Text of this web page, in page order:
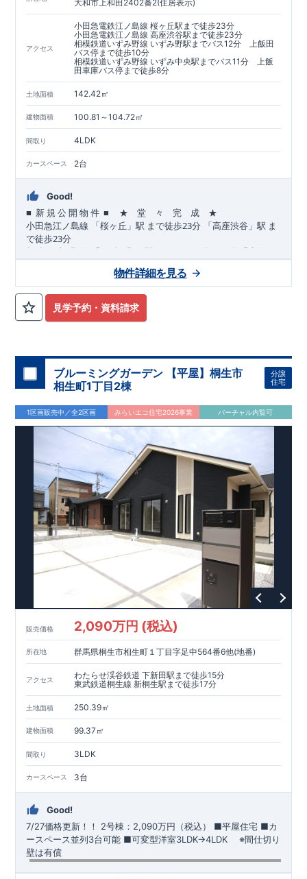
大和市上和田2402番2(住居表示)
アクセス
小田急電鉄江ノ島線 桜ヶ丘駅まで徒歩23分
小田急電鉄江ノ島線 高座渋谷駅まで徒歩23分
相模鉄道いずみ野線 いずみ野駅までバス12分 上飯田
バス停まで徒歩10分
相模鉄道いずみ野線 いずみ中央駅までバス11分 上飯
田車庫バス停まで徒歩8分
土地面積 142.42㎡
建物面積 100.81～104.72㎡
間取り 4LDK
カースペース 2台
Good!
■ 新 規 公 開 物 件 ■ ★ 堂 々 完 成 ★
小田急江ノ島線 「桜ヶ丘」駅 まで徒歩23分 「高座渋谷」駅 ま
で徒歩23分
「いずみ中央」駅 まで
分
☆おすすめポイント ,
【玄関土間収納】 スーツケースやベビーカーの収納にも便利
【ウォークインクローゼット】
い☆
【２階の廊下収納】​ 生活感の出る掃除機や、 ​日用品などのア
イテムを目隠し収納ができる
​
ったら嬉しい収納完備☆
[2],対面キッチンには、食洗器搭載★​”配膳・後片付け”が便利な
対面キッチンには、 生活感を感じさせない
[3],浴室暖房乾燥機
雨の日や花粉の時期のお洗濯も安心！！
[4],インナーバルコニー ​広々インナーバルコニーは天候に左右
されずに利用可能♪
[5],折上げ天井​主寝室には間接照明付折上天井仕上げで
ワンラ
ンク上の空間を演出♪
◎暮らしに寄り添う住環境 ◎ ～徒歩圏内～ 教育環境／コンビ
ニ/ドラッグストア／公園​■周辺環境■​ 【教育施設】
上和田小学校 約
（徒歩9 上和田中学校 約
（徒歩14分）
【買い物施設】
セブンイレブン横浜上飯田南店 約 792m
（徒
オーケー大和上和田店 約 分）​クリ
大和上和田店 約 1400m （徒歩18分）
イオン大和
宮久保公園 約 550m
ーバー公園 約750m（徒歩 10分）​石垣内科小児科医院 約
1200m（徒歩15分）​南大和病院 約1300m（徒歩17分）
​ ​■東栄住宅の家作り■​■ブルーミングガーデンのこだわり■
↑​ ■長期優良住宅取得
【国が定めた７つの技術基準をクリア☆】 １耐久性
策/３維持管理性 ４住宅面積/５省エネルギー性/６居住環境/７維
持保全管理
■住宅性能評価ダブル取得
い特設サイトはこちら★​物件のご案内は、事前予約がオススメ
です☆
スムーズにご案内が可能♪​お気軽にお問い合わせください♪​お
問い合わせお待ちしております
致します。
見学予約・資料請求
物件詳細を見る
ブルーミングガーデン 【平屋】桐生市
相生町1丁目2棟
分譲
住宅
1区画販売中／全2区画 みらいエコ住宅2026事業 バーチャル内覧可
販売価格 2,090万円 (税込)
所在地 群馬県桐生市相生町１丁目字足中564番6他(地番)
アクセス
わたらせ渓谷鉄道 下新田駅まで徒歩15分
東武鉄道桐生線 新桐生駅まで徒歩17分
土地面積 250.39㎡
建物面積 99.37㎡
間取り 3LDK
カースペース 3台
Good!
7/27価格更新！！
2号棟：2,090万円（税込）
■平屋住宅​ ​■カ
ースペース並列3台可能 ​■可変型洋室3LDK→4LDK ​ ※間仕切り
壁は有償